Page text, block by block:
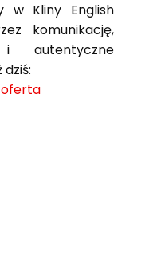
w Kliny English
komunikację,
autentyczne
dziś: